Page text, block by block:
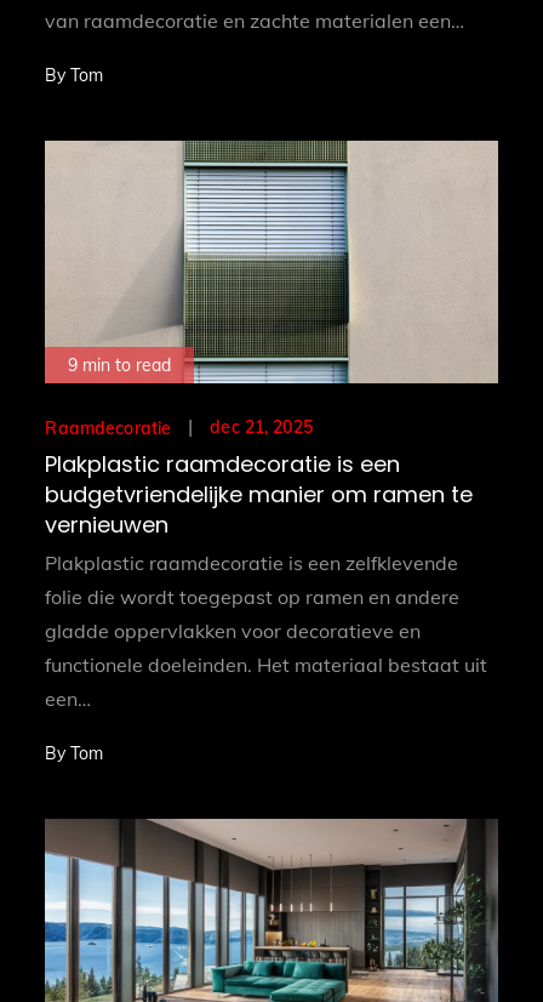
van raamdecoratie en zachte materialen een…
ByTom
9 min to read
Raamdecoratie
Posted
on
dec 21, 2025
Plakplastic raamdecoratie is een
budgetvriendelijke manier om ramen te
vernieuwen
Plakplastic raamdecoratie is een zelfklevende
folie die wordt toegepast op ramen en andere
gladde oppervlakken voor decoratieve en
functionele doeleinden. Het materiaal bestaat uit
een…
ByTom